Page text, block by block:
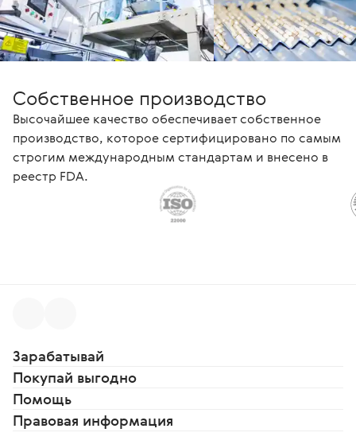
Собственное производство
Высочайшее качество обеспечивает собственное
производство, которое сертифицировано по самым
строгим международным стандартам и внесено в
реестр FDA.
Зарабатывай
Покупай выгодно
Помощь
Правовая информация